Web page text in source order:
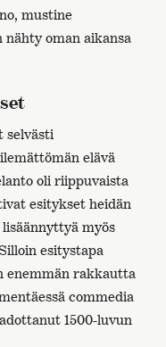
mustine
oman aikansa
selvästi
elävä
oli riippuvaista
esitykset heidän
myös
esitystapa
enemmän rakkautta
commedia
1500-luvun